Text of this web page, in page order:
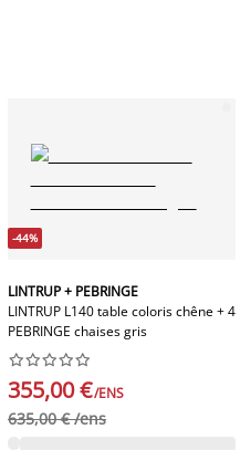
-44%
LINTRUP + PEBRINGE
LINTRUP L140 table coloris chêne + 4
PEBRINGE chaises gris






355,00 €/ENS
635,00 € /ens